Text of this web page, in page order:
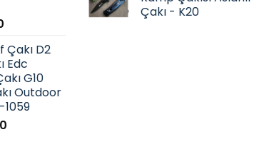
Çakı D2
Edc
G10
Outdoor
1059
Çakı - K20